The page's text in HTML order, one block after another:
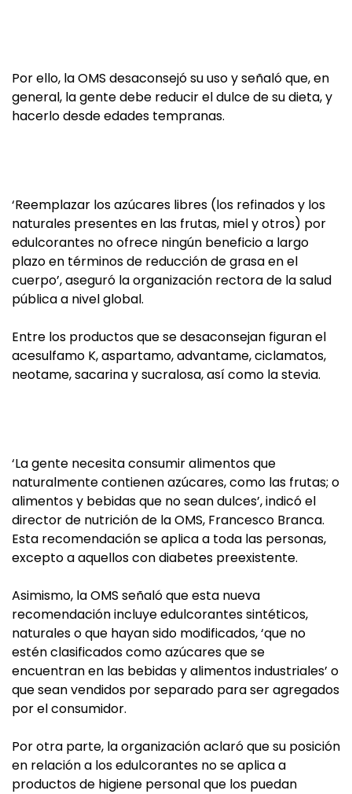
Por ello, la OMS desaconsejó su uso y señaló que, en
general, la gente debe reducir el dulce de su dieta, y
hacerlo desde edades tempranas.
‘Reemplazar los azúcares libres (los refinados y los
naturales presentes en las frutas, miel y otros) por
edulcorantes no ofrece ningún beneficio a largo
plazo en términos de reducción de grasa en el
cuerpo’, aseguró la organización rectora de la salud
pública a nivel global.
Entre los productos que se desaconsejan figuran el
acesulfamo K, aspartamo, advantame, ciclamatos,
neotame, sacarina y sucralosa, así como la stevia.
‘La gente necesita consumir alimentos que
naturalmente contienen azúcares, como las frutas; o
alimentos y bebidas que no sean dulces’, indicó el
director de nutrición de la OMS, Francesco Branca.
Esta recomendación se aplica a toda las personas,
excepto a aquellos con diabetes preexistente.
Asimismo, la OMS señaló que esta nueva
recomendación incluye edulcorantes sintéticos,
naturales o que hayan sido modificados, ‘que no
estén clasificados como azúcares que se
encuentran en las bebidas y alimentos industriales’ o
que sean vendidos por separado para ser agregados
por el consumidor.
Por otra parte, la organización aclaró que su posición
en relación a los edulcorantes no se aplica a
productos de higiene personal que los puedan